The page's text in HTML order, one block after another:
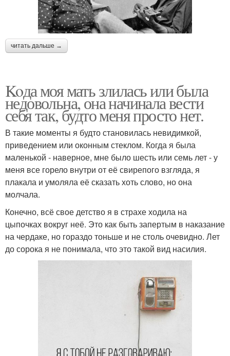
читать дальше →
Koда моя мать злилась или была
недовольна, она начинала вести
себя так, будто меня просто нет.
В такие моменты я будто становилась невидимкой,
приведением или оконным стеклом. Когда я была
маленькой - наверное, мне было шесть или семь лет - у
меня все горело внутри от её свирепого взгляда, я
плакала и умоляла её сказать хоть слово, но она
молчала.
Конечно, всё свое детство я в страхе ходила на
цыпочках вокруг неё. Это как быть запертым в наказание
на чердаке, но гораздо тоньше и не столь очевидно. Лет
до сорока я не понимала, что это такой вид насилия.